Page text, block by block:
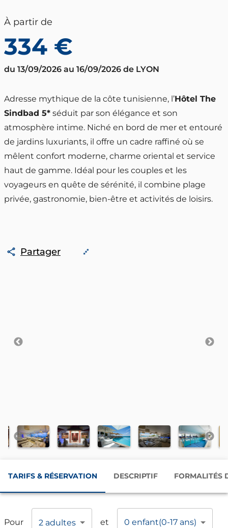
À partir de
334 €
du 13/09/2026 au 16/09/2026 de LYON
Adresse mythique de la côte tunisienne, l’Hôtel The
Sindbad 5* séduit par son élégance et son
atmosphère intime. Niché en bord de mer et entouré
de jardins luxuriants, il offre un cadre raffiné où se
mêlent confort moderne, charme oriental et service
haut de gamme. Idéal pour les couples et les
voyageurs en quête de sérénité, il combine plage
privée, gastronomie, bien-être et activités de loisirs.
Partager
TARIFS & RÉSERVATION DESCRIPTIF FORMALITÉS
Pour 2 adultes et 0 enfant(0-17 ans)